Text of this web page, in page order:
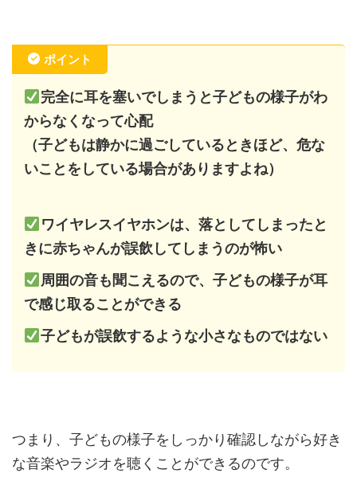
ポイント
完全に耳を塞いでしまうと子どもの様子がわ
からなくなって心配
（子どもは静かに過ごしているときほど、危な
いことをしている場合がありますよね）
ワイヤレスイヤホンは、落としてしまったと
きに赤ちゃんが誤飲してしまうのが怖い
周囲の音も聞こえるので、子どもの様子が耳
で感じ取ることができる
子どもが誤飲するような小さなものではない
つまり、子どもの様子をしっかり確認しながら好き
な音楽やラジオを聴くことができるのです。